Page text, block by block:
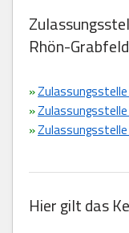
Rhön-
»
»
»
Hier gilt das